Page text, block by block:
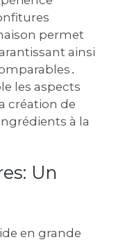
permet
ainsi
les aspects
création de
à la
Un
en grande